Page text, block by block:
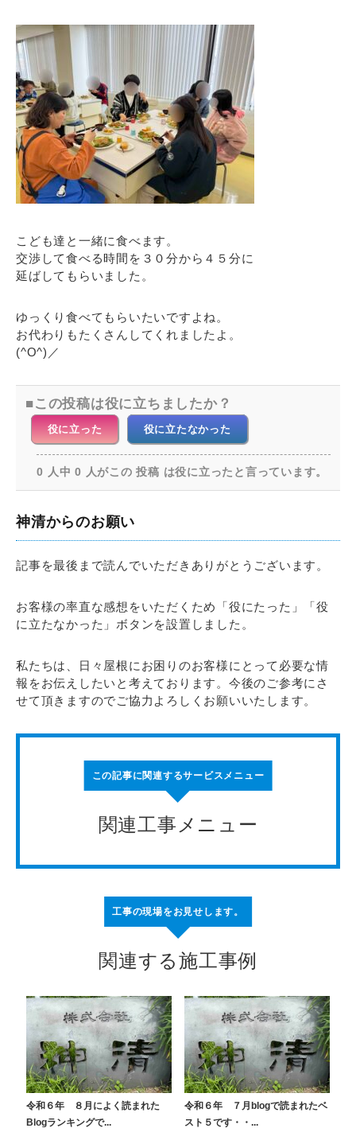
こども達と一緒に食べます。
交渉して食べる時間を３０分から４５分に
延ばしてもらいました。
ゆっくり食べてもらいたいですよね。
お代わりもたくさんしてくれましたよ。
(^O^)／
この投稿は役に立ちましたか？
役に立った 役に立たなかった
0 人中 0 人がこの 投稿 は役に立ったと言っています。
神清からのお願い
記事を最後まで読んでいただきありがとうございます。
お客様の率直な感想をいただくため「役にたった」「役
に立たなかった」ボタンを設置しました。
私たちは、日々屋根にお困りのお客様にとって必要な情
報をお伝えしたいと考えております。今後のご参考にさ
せて頂きますのでご協力よろしくお願いいたします。
この記事に関連するサービスメニュー
関連工事メニュー
工事の現場をお見せします。
関連する施工事例
令和６年 ８月によく読まれた
Blogランキングで...
令和６年 ７月blogで読まれたベ
スト５です・・...